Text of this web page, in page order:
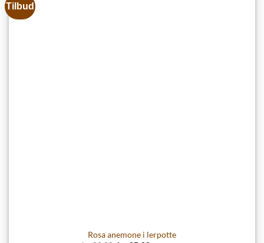
Tilbud
Rosa anemone i lerpotte